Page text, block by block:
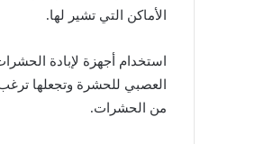
الأماكن التي تشير لها.
استخدام أجهزة لإبادة
العصبي للحشرة وتجعلها
من الحشرات.